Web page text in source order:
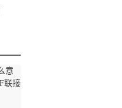
意
联接